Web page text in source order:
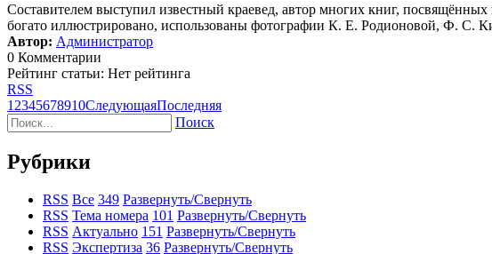
Составителем выступил известный краевед, автор многих книг,
богато иллюстрировано, использованы фотографии К. Е. Родионовой, Ф.
Автор: Администратор
0 Комментарии
Рейтинг статьи: Нет рейтинга
RSS
1 2345678910СледующаяПоследняя
Поиск
Рубрики
RSS Все 349 Развернуть/Свернуть
RSS Тема номера 101 Развернуть/Свернуть
RSS Актуально 151 Развернуть/Свернуть
RSS Экспертиза 36 Развернуть/Свернуть